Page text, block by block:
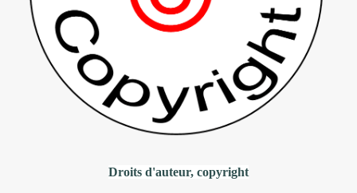
Droits d'auteur, copyright